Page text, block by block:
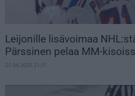
Leijonille lisävoimaa
Pärssinen pelaa MM-
21.04.2025 21:31